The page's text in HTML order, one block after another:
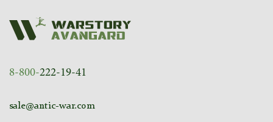
8-800-222-19-41
sale@antic-war.com